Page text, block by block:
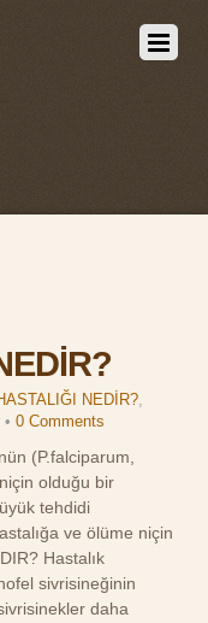
NEDİR?,
•0 Comments
(P.falciparum,
olduğu bir
tehdidi
ve ölüme niçin
Hastalık
sivrisineğinin
daha